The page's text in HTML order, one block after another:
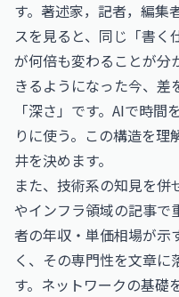
す。 著述家，記者，編集
スを見ると、同じ「書く
が何倍も変わることが分
きるようになった今、差
「深さ」です。AIで時
りに使う。この構造を
井を決めます。
また、技術系の知見を
やインフラ領域の記事で
者の年収・単価相場が示
く、その専門性を文章に
す。ネットワークの基礎